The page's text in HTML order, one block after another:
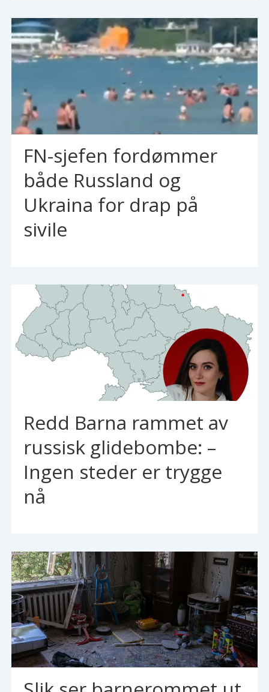
FN-sjefen fordømmer
både Russland og
Ukraina for drap på
sivile
Redd Barna rammet av
russisk glidebombe: –
Ingen steder er trygge
nå